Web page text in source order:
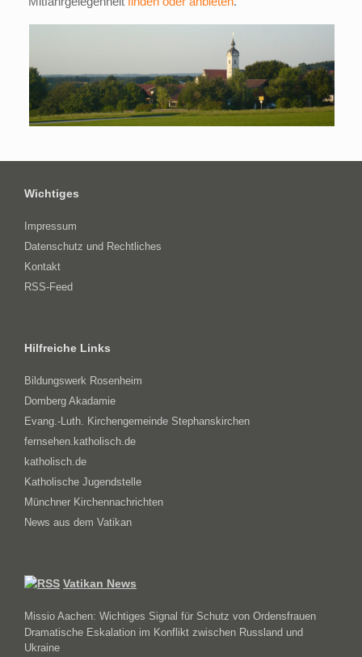
Wichtiges
Impressum
Datenschutz und Rechtliches
Kontakt
RSS-Feed
Hilfreiche Links
Bildungswerk Rosenheim
Domberg Akadamie
Evang.-Luth. Kirchengemeinde Stephanskirchen
fernsehen.katholisch.de
katholisch.de
Katholische Jugendstelle
Münchner Kirchennachrichten
News aus dem Vatikan
Vatikan News
Missio Aachen: Wichtiges Signal für Schutz von Ordensfrauen
Dramatische Eskalation im Konflikt zwischen Russland und
Ukraine